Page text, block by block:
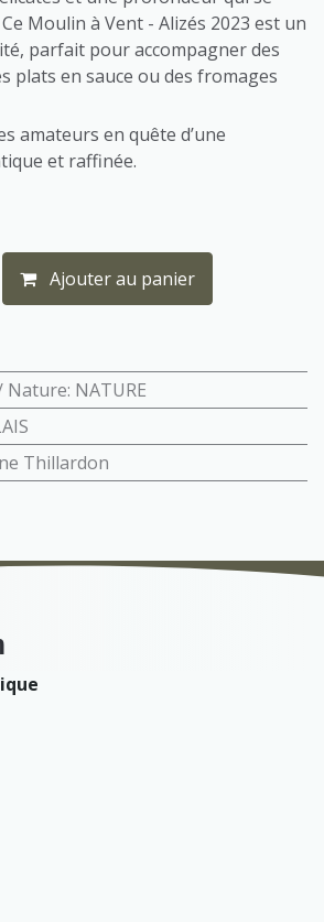
Moulin à Vent - Alizés 2023 est un
parfait pour accompagner des
plats en sauce ou des fromages
amateurs en quête d’une
et raffinée.
Ajouter au panier
Nature: NATURE
Thillardon